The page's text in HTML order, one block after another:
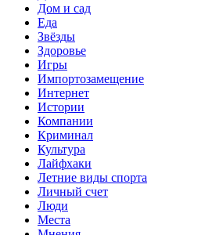
Дом и сад
Еда
Звёзды
Здоровье
Игры
Импортозамещение
Интернет
Истории
Компании
Криминал
Культура
Лайфхаки
Летние виды спорта
Личный счет
Люди
Места